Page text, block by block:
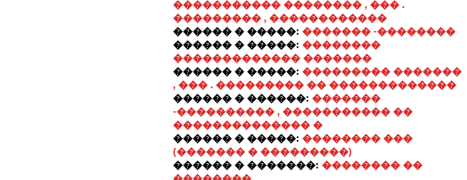
����������� �������� , ��� .
��������� , ������������
������ � �����: ������� -��������
������ � �����: ��������
������������� �������
������ � �����: ��������� �������
, ��� . ��������� �� �������������
������ � ������: �������
-���������� , ����������� ��
�������������� �
������ � �����: �������� ���
(������� � ���������)
������ � �������: �������� ��